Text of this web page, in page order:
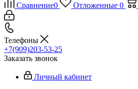
Сравнение0 Отложенные 0
Телефоны
+7(909)203-53-25
Заказать звонок
Личный кабинет